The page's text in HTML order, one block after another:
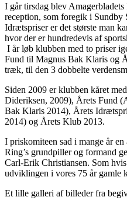
I går tirsdag blev
reception, som foregik i Sundby
Idrætspriser er det største man
hvor der er hundredevis af
I år løb klubben med to priser
Fund til Magnus Bak Klaris og
træk, til den 3 dobbelte
Siden 2009 er klubben kåret
Dideriksen, 2009), Årets Fund
Bak Klaris 2014), Årets
2014) og Årets Klub 2013.
I priskomiteen sad i mange år
Ring’s grundpiller og formand
Carl-Erik Christiansen. Som
udviklingen i vores 75 år gamle
Et lille galleri af billeder fra